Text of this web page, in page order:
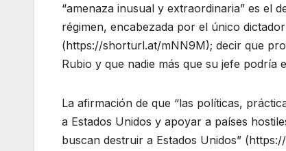
“amenaza inusual y extraordinaria” es el
régimen, encabezada por el único
(https://shorturl.at/mNN9M); decir que
Rubio y que nadie más que su jefe podría
La afirmación de que “las políticas,
a Estados Unidos y apoyar a países
buscan destruir a Estados Unidos”